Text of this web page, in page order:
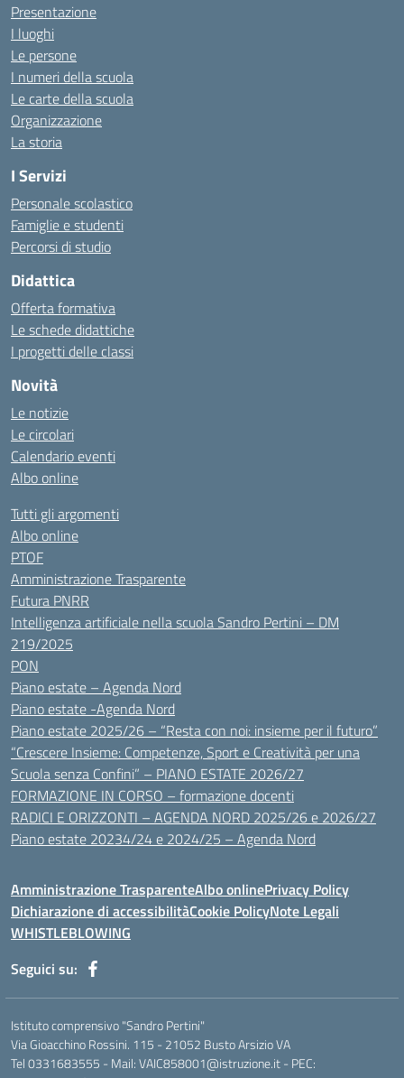
Presentazione
I luoghi
Le persone
I numeri della scuola
Le carte della scuola
Organizzazione
La storia
I Servizi
Personale scolastico
Famiglie e studenti
Percorsi di studio
Didattica
Offerta formativa
Le schede didattiche
I progetti delle classi
Novità
Le notizie
Le circolari
Calendario eventi
Albo online
Tutti gli argomenti
Albo online
PTOF
Amministrazione Trasparente
Futura PNRR
Intelligenza artificiale nella scuola Sandro Pertini – DM
219/2025
PON
Piano estate – Agenda Nord
Piano estate -Agenda Nord
Piano estate 2025/26 – “Resta con noi: insieme per il futuro”
“Crescere Insieme: Competenze, Sport e Creatività per una
Scuola senza Confini” – PIANO ESTATE 2026/27
FORMAZIONE IN CORSO – formazione docenti
RADICI E ORIZZONTI – AGENDA NORD 2025/26 e 2026/27
Piano estate 20234/24 e 2024/25 – Agenda Nord
Amministrazione TrasparenteAlbo onlinePrivacy Policy
Dichiarazione di accessibilitàCookie PolicyNote Legali
WHISTLEBLOWING
Seguici su:
Istituto comprensivo "Sandro Pertini"
Via Gioacchino Rossini. 115 - 21052 Busto Arsizio VA
Tel 0331683555 - Mail: VAIC858001@istruzione.it - PEC: